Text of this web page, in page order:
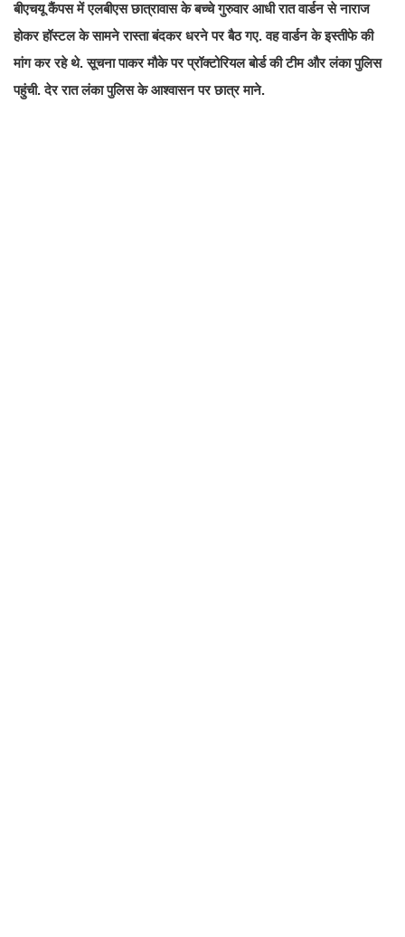
बीएचयू कैंपस में एलबीएस छात्रावास के बच्चे गुरुवार आधी रात वार्डन से नाराज
होकर हॉस्टल के सामने रास्ता बंदकर धरने पर बैठ गए. वह वार्डन के इस्तीफे की
मांग कर रहे थे. सूचना पाकर मौके पर प्रॉक्टोरियल बोर्ड की टीम और लंका पुलिस
पहुंची. देर रात लंका पुलिस के आश्वासन पर छात्र माने.